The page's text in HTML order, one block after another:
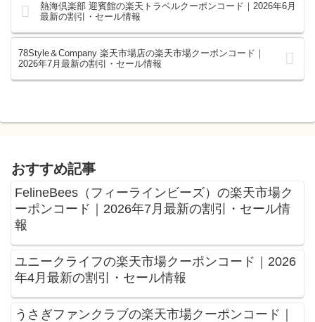
熱海倶楽部 迎賓館の楽天トラベルクーポンコード｜2026年6月
最新の割引・セール情報
78Style＆Company 楽天市場店の楽天市場クーポンコード｜
2026年7月最新の割引・セール情報
おすすめ記事
FelineBees（フィーラインビーズ）の楽天市場ク
ーポンコード｜2026年7月最新の割引・セール情
報
ユニークライフの楽天市場クーポンコード｜2026
年4月最新の割引・セール情報
うさぎファンクラブの楽天市場クーポンコード｜